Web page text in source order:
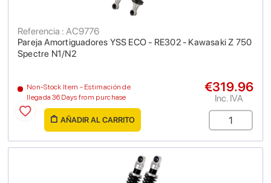
Pareja Amortiguadores YSS ECO - RE302 - Kawasaki Z 750
Spectre N1/N2
Referencia : AC9776
Non-Stock Item - Estimación de
llegada 36 Days from purchase
€319.96
Inc. IVA
AÑADIR AL CARRITO